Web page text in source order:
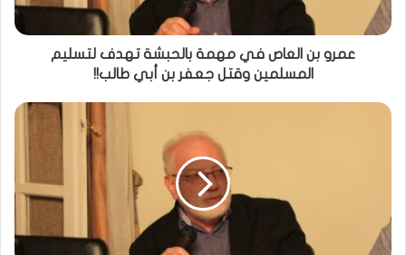
عمرو بن العاص في مهمة بالحبشة تهدف لتسليم
المسلمين وقتل جعفر بن أبي طالب!!